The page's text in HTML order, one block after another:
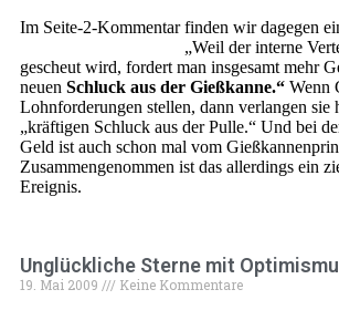
Im Seite-2-Kommentar finden wir dagegen
„Weil der interne
gescheut wird, fordert man insgesamt mehr
neuen Schluck aus der Gießkanne.“ Wenn
Lohnforderungen stellen, dann verlangen sie
„kräftigen Schluck aus der Pulle.“ Und bei
Geld ist auch schon mal vom
Zusammengenommen ist das allerdings ein
Ereignis.
Unglückliche Sterne mit
19. Mai 2009 Keine Kommentare